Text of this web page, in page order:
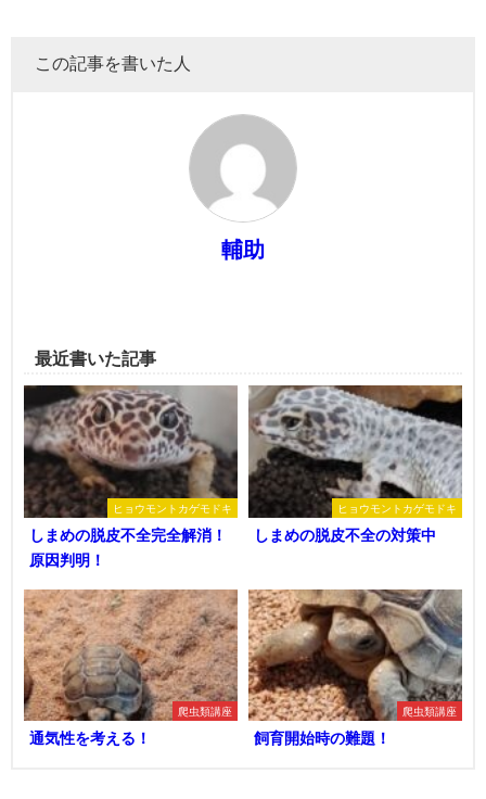
この記事を書いた人
輔助
最近書いた記事
ヒョウモントカゲモドキ
しまめの脱皮不全完全解消！
原因判明！
ヒョウモントカゲモドキ
しまめの脱皮不全の対策中
爬虫類講座
通気性を考える！
爬虫類講座
飼育開始時の難題！